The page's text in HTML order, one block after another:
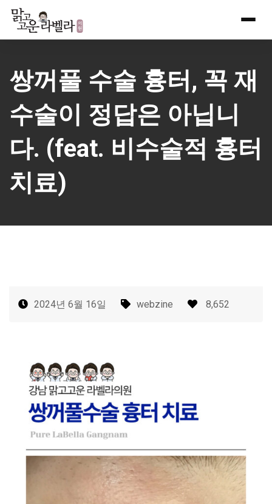
Skip
content
쌍꺼풀 수술 흉터, 꼭 재
수술이 정답은 아닙니
다. (feat. 비수술적 흉터
치료)
2024년 6월 16일 webzine 8,652